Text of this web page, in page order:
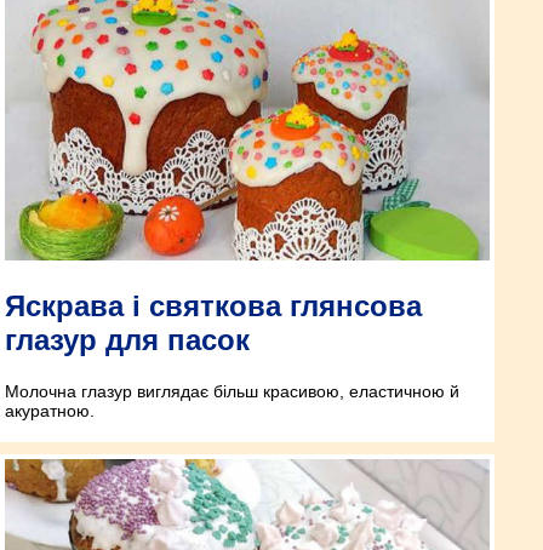
Яскрава і святкова глянсова
глазур для пасок
Молочна глазур виглядає більш красивою, еластичною й
акуратною.